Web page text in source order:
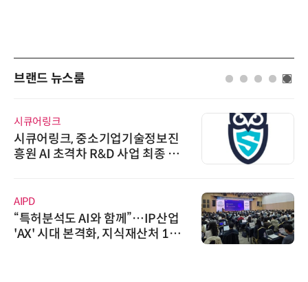
브랜드 뉴스룸
시큐어링크
시큐어링크, 중소기업기술정보진
흥원 AI 초격차 R&D 사업 최종 선
AIPD
“특허분석도 AI와 함께”…IP산업
'AX' 시대 본격화, 지식재산처 1호